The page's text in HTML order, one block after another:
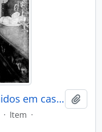
Grupo de médicos reunidos em casa do Dr. António Duarte Teixeira da Silva
· Item ·